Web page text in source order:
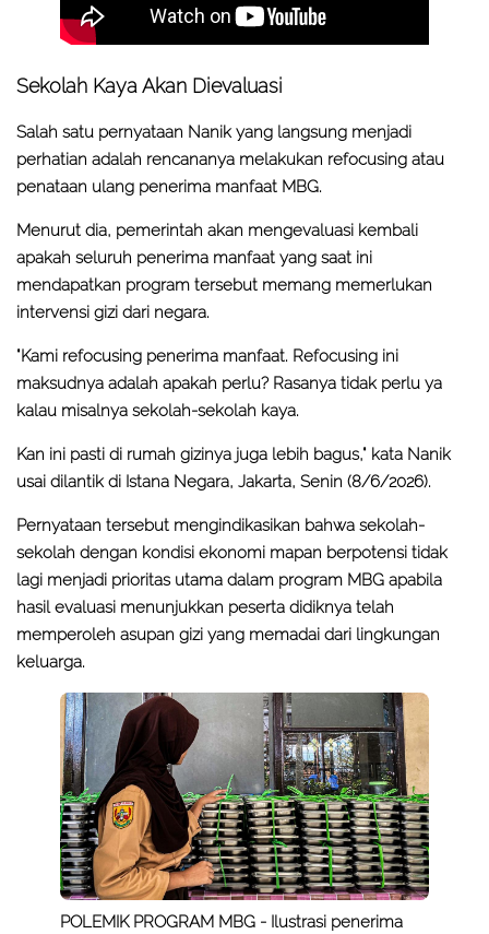
Sekolah Kaya Akan Dievaluasi
Salah satu pernyataan Nanik yang langsung menjadi
perhatian adalah rencananya melakukan refocusing atau
penataan ulang penerima manfaat MBG.
Menurut dia, pemerintah akan mengevaluasi kembali
apakah seluruh penerima manfaat yang saat ini
mendapatkan program tersebut memang memerlukan
intervensi gizi dari negara.
"Kami refocusing penerima manfaat. Refocusing ini
maksudnya adalah apakah perlu? Rasanya tidak perlu ya
kalau misalnya sekolah-sekolah kaya.
Kan ini pasti di rumah gizinya juga lebih bagus," kata Nanik
usai dilantik di Istana Negara, Jakarta, Senin (8/6/2026).
Pernyataan tersebut mengindikasikan bahwa sekolah-
sekolah dengan kondisi ekonomi mapan berpotensi tidak
lagi menjadi prioritas utama dalam program MBG apabila
hasil evaluasi menunjukkan peserta didiknya telah
memperoleh asupan gizi yang memadai dari lingkungan
keluarga.
POLEMIK PROGRAM MBG - Ilustrasi penerima